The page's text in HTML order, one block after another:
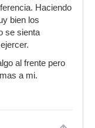
Haciendo
bien los
se sienta
al frente pero
a mi.